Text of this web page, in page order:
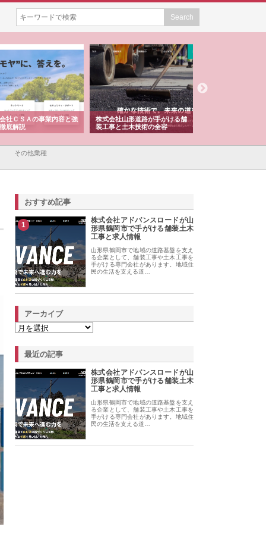
社ＣＳＡの事業内容と強
底解説
株式会社山形道路が手がける舗
装工事と土木技術の全容
その他業種
おすすめ記事
1
株式会社アドバンスロードが山
形県鶴岡市で手がける舗装土木
工事と求人情報
山形県鶴岡市で地域の道路基盤を支え
る企業として、舗装工事や土木工事を
手がける専門会社があります。地域住
民の生活を支える道…
アーカイブ
最近の記事
株式会社アドバンスロードが山
形県鶴岡市で手がける舗装土木
工事と求人情報
山形県鶴岡市で地域の道路基盤を支え
る企業として、舗装工事や土木工事を
手がける専門会社があります。地域住
民の生活を支える道…